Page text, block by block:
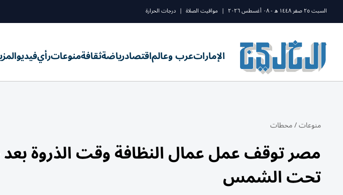
السبت ٢٥ صفر ١٤٤٨ ه - ٠٨ أغسطس ٢٠٢٦ | مواقيت الصلاة | درجات الحرارة
الإماراتعرب وعالماقتصادرياضةثقافةمنوعاترأيفيديو
منوعات/محطات
مصر توقف عمل عمال النظافة وقت الذروة
تحت الشمس